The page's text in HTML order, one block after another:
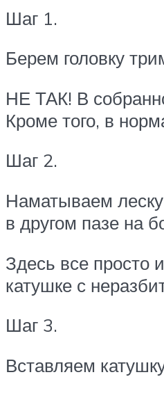
Шаг 1.
Берем головку
НЕ ТАК! В
Кроме того, в
Шаг 2.
Наматываем
в другом пазе на
Здесь все просто
катушке с
Шаг 3.
Вставляем